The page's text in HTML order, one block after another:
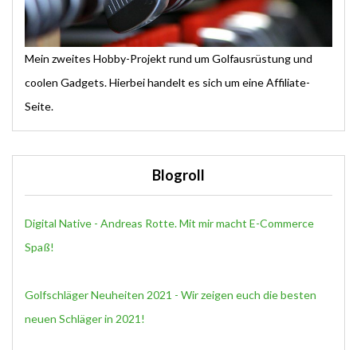
Mein zweites Hobby-Projekt rund um Golfausrüstung und
coolen Gadgets. Hierbei handelt es sich um eine Affiliate-
Seite.
Blogroll
Digital Native - Andreas Rotte. Mit mir macht E-Commerce
Spaß!
Golfschläger Neuheiten 2021 - Wir zeigen euch die besten
neuen Schläger in 2021!